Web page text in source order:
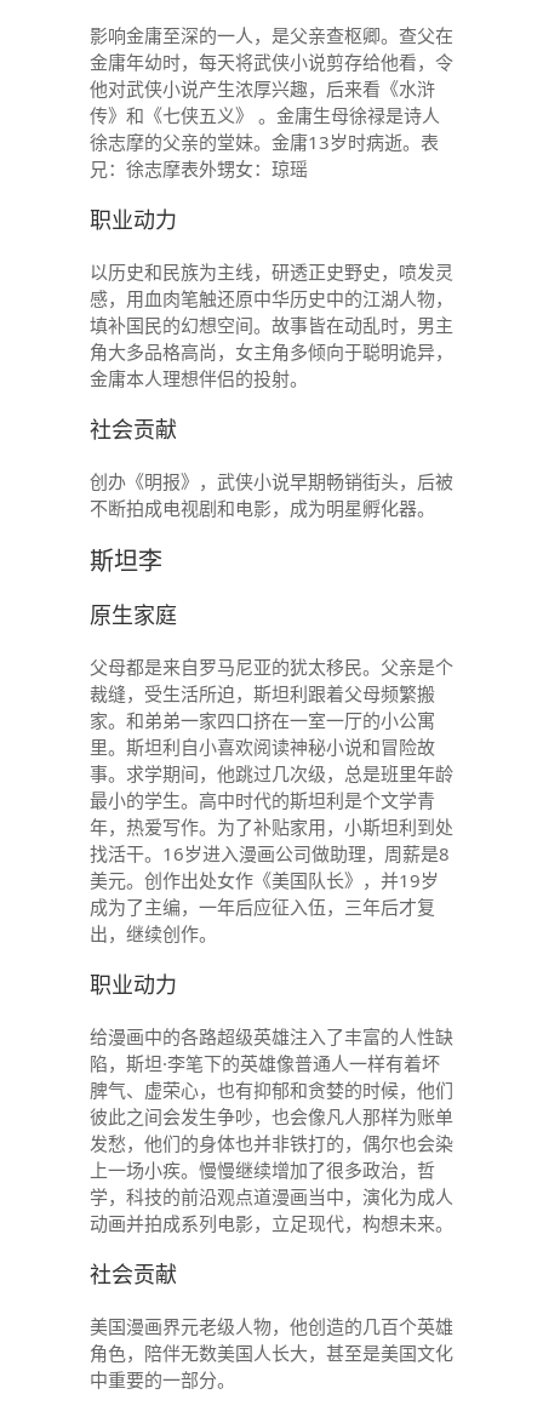
影响金庸至深的一人，是父亲查枢卿。查父在
金庸年幼时，每天将武侠小说剪存给他看，令
他对武侠小说产生浓厚兴趣，后来看《水浒
传》和《七侠五义》 。金庸生母徐禄是诗人
徐志摩的父亲的堂妹。金庸13岁时病逝。表
兄：徐志摩表外甥女：琼瑶
职业动力
以历史和民族为主线，研透正史野史，喷发灵
感，用血肉笔触还原中华历史中的江湖人物，
填补国民的幻想空间。故事皆在动乱时，男主
角大多品格高尚，女主角多倾向于聪明诡异，
金庸本人理想伴侣的投射。
社会贡献
创办《明报》，武侠小说早期畅销街头，后被
不断拍成电视剧和电影，成为明星孵化器。
斯坦李
原生家庭
父母都是来自罗马尼亚的犹太移民。父亲是个
裁缝，受生活所迫，斯坦利跟着父母频繁搬
家。和弟弟一家四口挤在一室一厅的小公寓
里。斯坦利自小喜欢阅读神秘小说和冒险故
事。求学期间，他跳过几次级，总是班里年龄
最小的学生。高中时代的斯坦利是个文学青
年，热爱写作。为了补贴家用，小斯坦利到处
找活干。16岁进入漫画公司做助理，周薪是8
美元。创作出处女作《美国队长》，并19岁
成为了主编，一年后应征入伍，三年后才复
出，继续创作。
职业动力
给漫画中的各路超级英雄注入了丰富的人性缺
陷，斯坦·李笔下的英雄像普通人一样有着坏
脾气、虚荣心，也有抑郁和贪婪的时候，他们
彼此之间会发生争吵，也会像凡人那样为账单
发愁，他们的身体也并非铁打的，偶尔也会染
上一场小疾。慢慢继续增加了很多政治，哲
学，科技的前沿观点道漫画当中，演化为成人
动画并拍成系列电影，立足现代，构想未来。
社会贡献
美国漫画界元老级人物，他创造的几百个英雄
角色，陪伴无数美国人长大，甚至是美国文化
中重要的一部分。